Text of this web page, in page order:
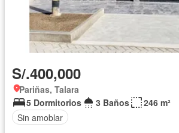
S/.400,000
Pariñas, Talara
5 Dormitorios
3 Baños
246 m²
Sin amoblar